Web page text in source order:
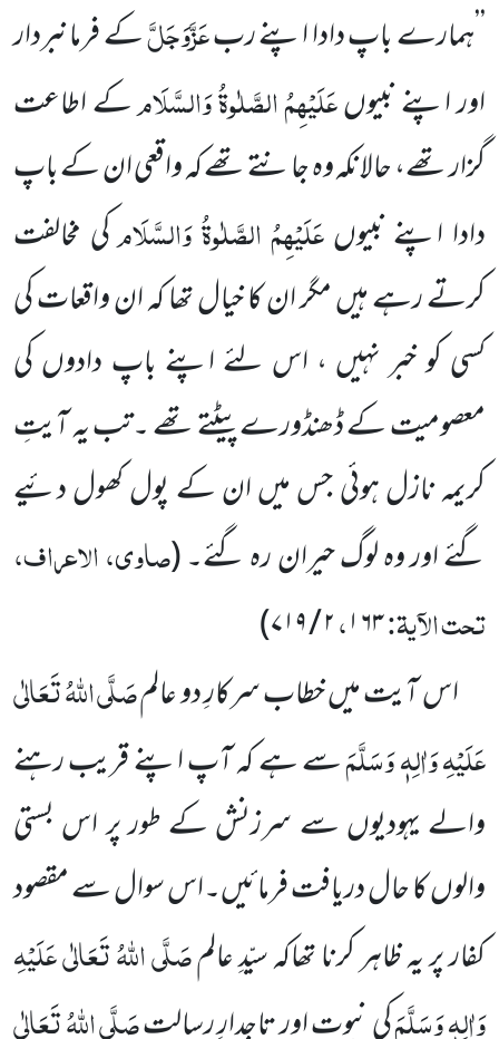
’’ہمارے باپ دادا اپنے ربعَزَّوَجَلَّکے فرمانبردار
اور اپنے نبیوںعَلَیْہِمُ الصَّلٰوۃُ وَالسَّلَامکے اطاعت
گزار تھے، حالانکہ وہ جانتے تھے کہ واقعی ان کے باپ
دادا اپنے نبیوںعَلَیْہِمُ الصَّلٰوۃُ وَالسَّلَامکی مخالفت
کرتے رہے ہیں مگر ان کا خیال تھا کہ ان واقعات کی
کسی کو خبر نہیں ، اس لئے اپنے باپ دادوں کی
معصومیت کے ڈھنڈورے پیٹتے تھے ۔تب یہ آیتِ
کریمہ نازل ہوئی جس میں ان کے پول کھول دئیے
گئے اور وہ لوگ حیران رہ گئے۔(صاوی، الاعراف،
تحت الآیۃ:۱۶۳،۲/۷۱۹)
اس آیت میں خطاب سرکارِ دو عالمصَلَّی اللہُ تَعَالٰی
عَلَیْہِ وَاٰلِہٖ وَسَلَّمَسے ہے کہ آپ اپنے قریب رہنے
والے یہودیوںسے سرزنش کے طور پر اس بستی
والوں کا حال دریافت فرمائیں۔اس سوال سے مقصود
کفار پر یہ ظاہر کرنا تھاکہ سیّدِ عالمصَلَّی اللہُ تَعَالٰی عَلَیْہِ
وَاٰلِہٖ وَسَلَّمَکی نبوت اور تاجدارِ رسالتصَلَّی اللہُ تَعَالٰی